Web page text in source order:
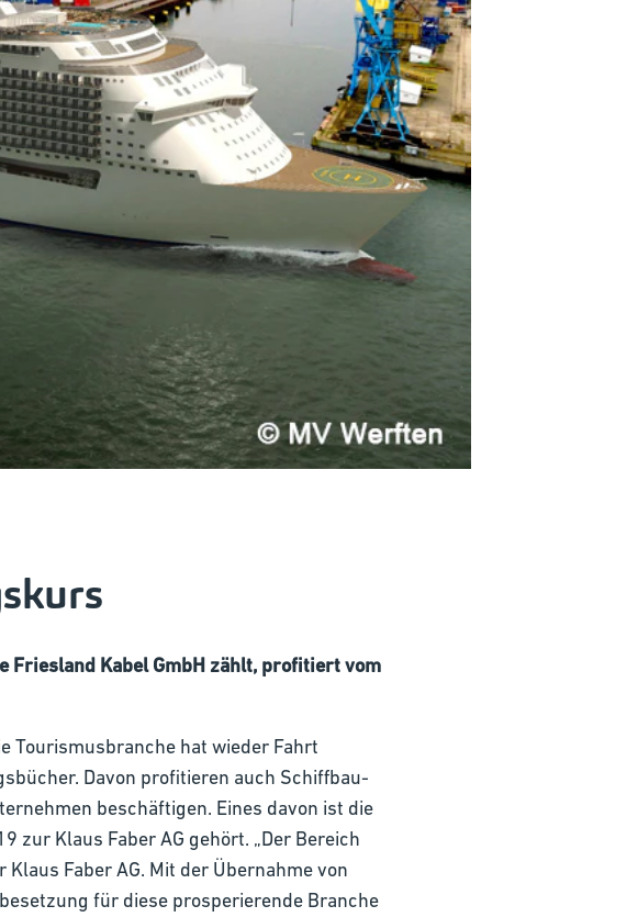
Friesland Kabel GmbH zählt, profitiert vom
Tourismusbranche hat wieder Fahrt
Davon profitieren auch Schiffbau-
beschäftigen. Eines davon ist die
zur Klaus Faber AG gehört. „Der Bereich
Faber AG. Mit der Übernahme von
für diese prosperierende Branche